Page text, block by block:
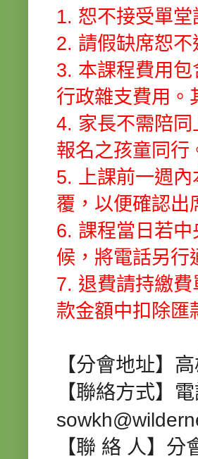
1. 恕不接受單堂
2. 請假缺席恕
3. 本課程費用
行政雜支費用。
4. 家長不需陪
報名之孩童同行
5. 上課前一週
覆，以便確認出
6. 課程當日若
候，將電話另行
7. 退費請持繳
款金額中扣除匯
【分會地址】
【聯絡方式】
【聯 絡 人】分